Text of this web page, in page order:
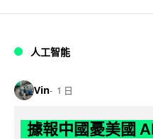
人工智能
Vin 1 日
據報中國憂美國